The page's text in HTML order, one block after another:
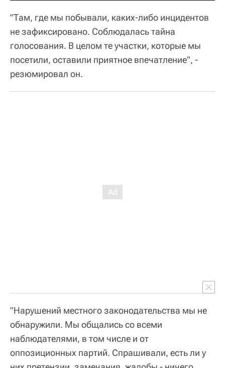
"Там, где мы побывали, каких-либо инцидентов
не зафиксировано. Соблюдалась тайна
голосования. В целом те участки, которые мы
посетили, оставили приятное впечатление", -
резюмировал он.
"Нарушений местного законодательства мы не
обнаружили. Мы общались со всеми
наблюдателями, в том числе и от
оппозиционных партий. Спрашивали, есть ли у